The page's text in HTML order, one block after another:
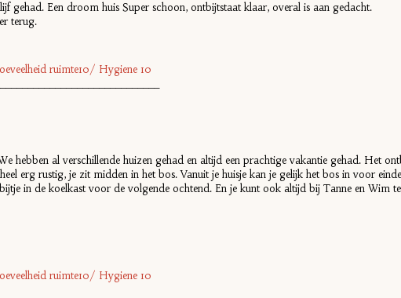
gehad. Een droom huis Super schoon, ontbijtstaat klaar, overal is aan gedacht.
terug.
ruimte10/ Hygiene 10
hebben al verschillende huizen gehad en altijd een prachtige vakantie gehad. Het
erg rustig, je zit midden in het bos. Vanuit je huisje kan je gelijk het bos in voor
in de koelkast voor de volgende ochtend. En je kunt ook altijd bij Tanne en Wim
ruimte10/ Hygiene 10